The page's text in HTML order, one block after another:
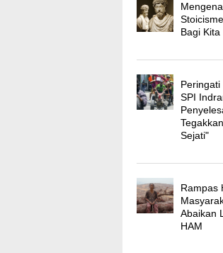
Bagi Kita
Peringati
SPI
Sejati"
Rampas
Abaikan
HAM